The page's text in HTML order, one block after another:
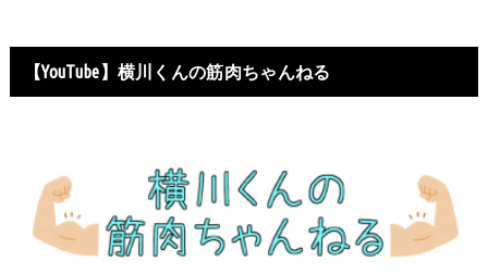
【YouTube】横川くんの筋肉ちゃんねる